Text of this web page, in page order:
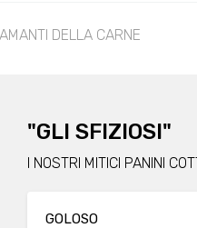
DELLA CARNE
"GLI SFIZIOSI"
I NOSTRI MITICI PANINI
GOLOSO